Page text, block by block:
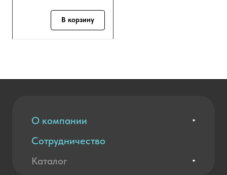
В корзину
О компании
Вакансии
Контакты
Сотрудничество
Оплата и доставка
Каталог